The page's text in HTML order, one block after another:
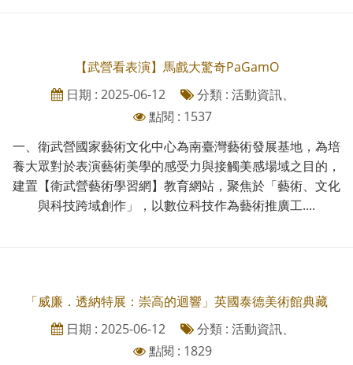
【武營看表演】馬戲大驚奇PaGamO
日期 : 2025-06-12
分類 : 活動資訊、
點閱 : 1537
一、衛武營國家藝術文化中心為南臺灣藝術發展基地，為培
養大眾對於表演藝術美學的感受力與接觸美感場域之目的，
建置【衛武營藝術學習網】教育網站，聚焦於「藝術、文化
與科技跨域創作」，以數位科技作為藝術推廣工....
「威廉．透納特展：崇高的迴響」英國泰德美術館典藏
日期 : 2025-06-12
分類 : 活動資訊、
點閱 : 1829